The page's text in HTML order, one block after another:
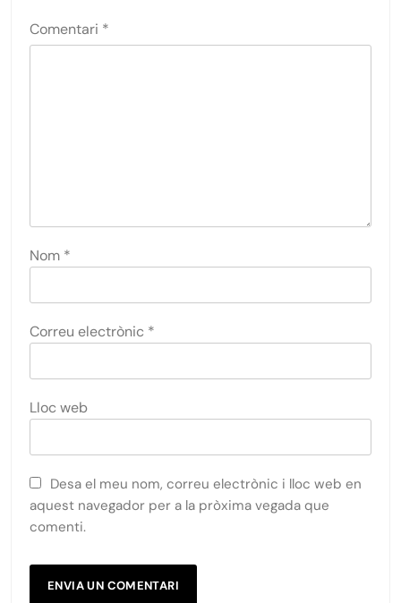
Comentari *
Nom *
Correu electrònic *
Lloc web
Desa el meu nom, correu electrònic i lloc web en
aquest navegador per a la pròxima vegada que
comenti.